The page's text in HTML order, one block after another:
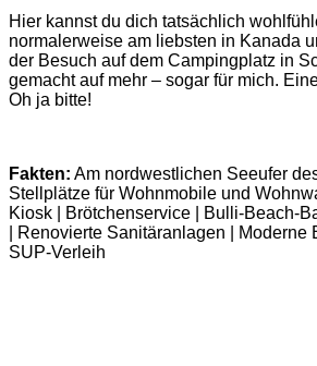
Hier kannst du dich tatsächlich
normalerweise am liebsten in Kanada
der Besuch auf dem Campingplatz in
gemacht auf mehr – sogar für mich.
Oh ja bitte!
Fakten: Am nordwestlichen Seeufer
Stellplätze für Wohnmobile und
Kiosk | Brötchenservice | Bulli-Beach-
| Renovierte Sanitäranlagen | Moderne
SUP-Verleih